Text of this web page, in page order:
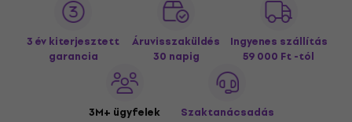
3 év kiterjesztett
garancia
Áruvisszaküldés
30 napig
Ingyenes szállítás
59 000 Ft -tól
3M+ ügyfelek Szaktanácsadás